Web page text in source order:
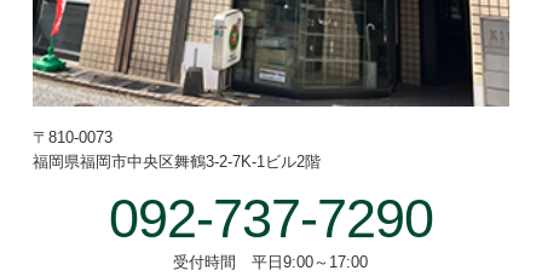
〒810-0073
福岡県福岡市中央区舞鶴3-2-7K-1ビル2階
092-737-7290
受付時間 平日9:00～17:00